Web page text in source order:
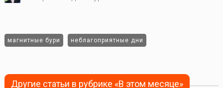
магнитные бури неблагоприятные дни
Другие статьи в рубрике «В этом месяце»